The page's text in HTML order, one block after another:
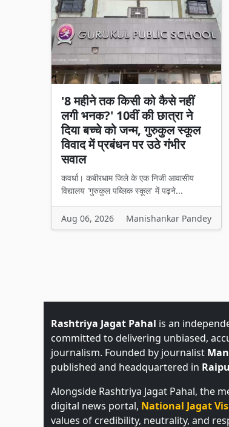
'8 महीने तक किसी को कैसे नहीं
लगी भनक?' 10वीं की छात्रा ने
दिया बच्चे को जन्म, गुरुकुल स्कूल
विवाद में प्रबंधन पर उठे गंभीर
सवाल
कवर्धा। कबीरधाम जिले के एक निजी आवासीय
विद्यालय 'गुरुकुल पब्लिक स्कूल' में पढ़ने...
Aug 06, 2026 Manishankar Pandey
Rashtriya Jagat Pahal is an
committed to delivering unbiased,
journalism. Founded by journalist
published and headquartered in
Alongside Rashtriya Jagat Pahal, the
digital news portal, National Jagat
values of credibility, neutrality, and